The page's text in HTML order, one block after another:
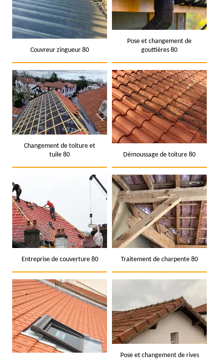
Couvreur zingueur 80
Pose et changement de
gouttières 80
Changement de toiture et
tuile 80
Démoussage de toiture 80
Entreprise de couverture 80 Traitement de charpente 80
Pose et changement de rives